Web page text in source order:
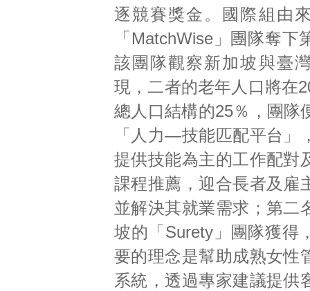
逐競賽獎金。國際組由
「MatchWise」團隊奪下
該團隊觀察新加坡與臺
現，二者的老年人口將在
總人口結構的25％，團隊
「人力—技能匹配平台」
提供技能為主的工作配對
課程推薦，迎合長者及雇
並解決其就業需求；第二
坡的「Surety」團隊獲得
要的理念是幫助成熟女性
系統，透過專家建議提供